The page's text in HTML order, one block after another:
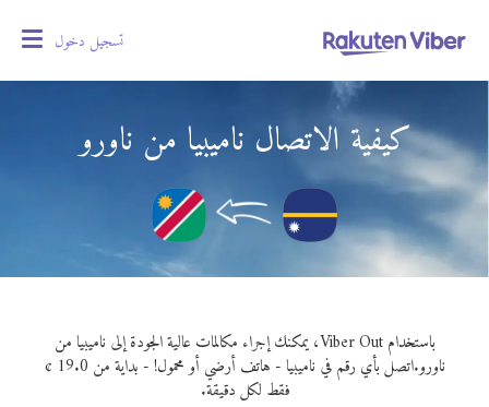
تسجيل دخول
كيفية الاتصال ناميبيا من ناورو
باستخدام Viber Out، يمكنك إجراء مكالمات عالية الجودة إلى ناميبيا من
ناورو.
اتصل بأي رقم في ناميبيا - هاتف أرضي أو محمول! - بداية من 19.0 ¢
فقط لكل دقيقة.